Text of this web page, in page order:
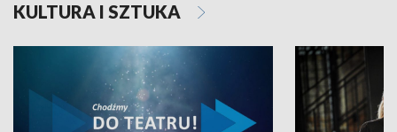
KULTURA I SZTUKA